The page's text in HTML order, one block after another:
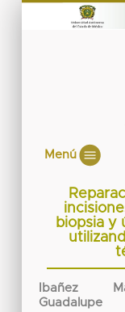
Menú
biopsia y
Ibañez
Guadalupe